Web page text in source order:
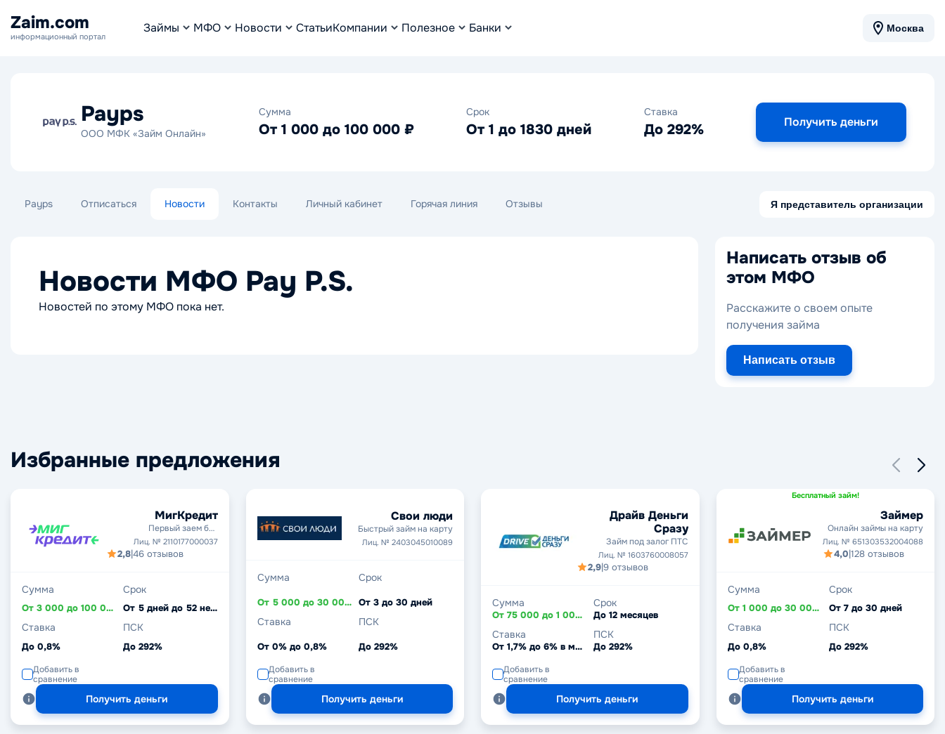
Zaim.com
информационный портал
Займы МФО Новости СтатьиКомпании Полезное Банки Москва
Payps
ООО МФК «Займ Онлайн»
Сумма
От 1 000 до 100 000 ₽
Срок
От 1 до 1830 дней
Ставка
До 292% Получить деньги
Payps Отписаться Новости Контакты Личный кабинет Горячая линия Отзывы Я представитель организации
Новости МФО Pay P.S.
Новостей по этому МФО пока нет.
Написать отзыв об
этом МФО
Расскажите о своем опыте
получения займа
Написать отзыв
Избранные предложения
МигКредит
Первый заем без
процентов
Лиц. № 2110177000037
2,8|46 отзывов
Сумма
От 3 000 до 100 000 ₽
Срок
От 5 дней до 52 недель
Ставка
До 0,8%
ПСК
До 292%
Добавить в
сравнение
Получить деньги
Свои люди
Быстрый займ на карту
Лиц. № 2403045010089
Сумма
От 5 000 до 30 000 ₽
Срок
От 3 до 30 дней
Ставка
От 0% до 0,8%
ПСК
До 292%
Добавить в
сравнение
Получить деньги
Драйв Деньги
Сразу
Займ под залог ПТС
Лиц. № 1603760008057
2,9|9 отзывов
Сумма
От 75 000 до 1 000 000 ₽
Срок
До 12 месяцев
Ставка
От 1,7% до 6% в месяц
ПСК
До 292%
Добавить в
сравнение
Получить деньги
Бесплатный займ!
Займер
Онлайн займы на карту
Лиц. № 651303532004088
4,0|128 отзывов
Сумма
От 1 000 до 30 000 ₽
Срок
От 7 до 30 дней
Ставка
До 0,8%
ПСК
До 292%
Добавить в
сравнение
Получить деньги